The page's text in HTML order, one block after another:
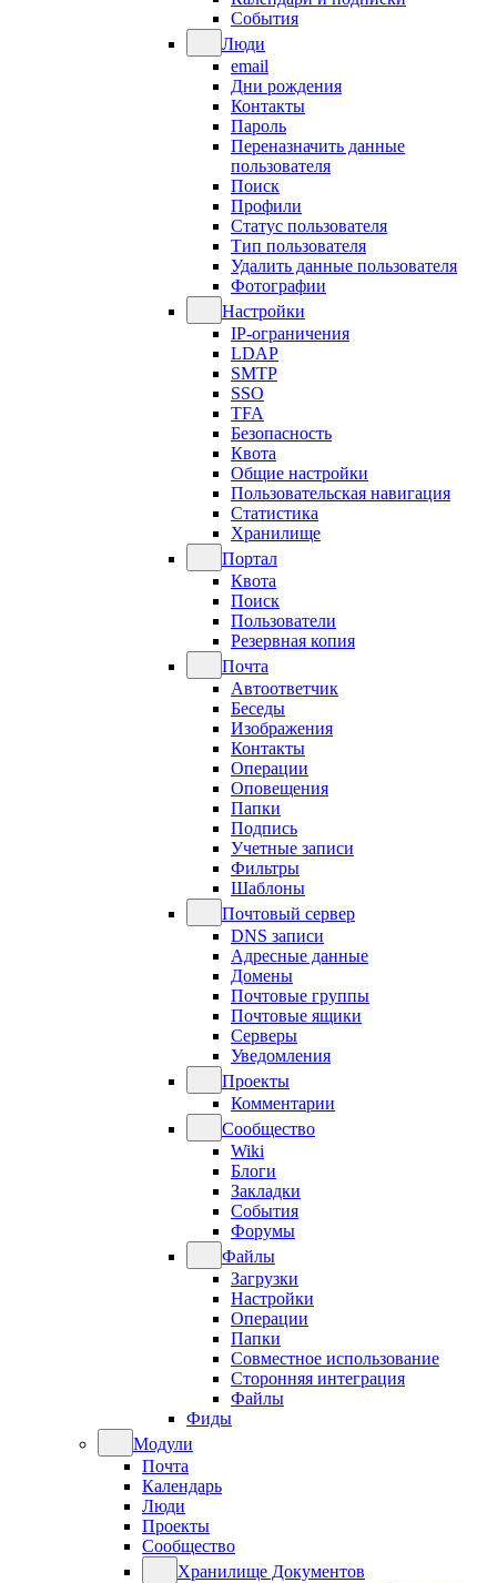
События
Люди
email
Дни рождения
Контакты
Пароль
Переназначить данные
пользователя
Поиск
Профили
Статус пользователя
Тип пользователя
Удалить данные пользователя
Фотографии
Настройки
IP-ограничения
LDAP
SMTP
SSO
TFA
Безопасность
Квота
Общие настройки
Пользовательская навигация
Статистика
Хранилище
Портал
Квота
Поиск
Пользователи
Резервная копия
Почта
Автоответчик
Беседы
Изображения
Контакты
Операции
Оповещения
Папки
Подпись
Учетные записи
Фильтры
Шаблоны
Почтовый сервер
DNS записи
Адресные данные
Домены
Почтовые группы
Почтовые ящики
Серверы
Уведомления
Проекты
Комментарии
Сообщество
Wiki
Блоги
Закладки
События
Форумы
Файлы
Загрузки
Настройки
Операции
Папки
Совместное использование
Сторонняя интеграция
Файлы
Фиды
Модули
Почта
Календарь
Люди
Проекты
Сообщество
Хранилище Документов